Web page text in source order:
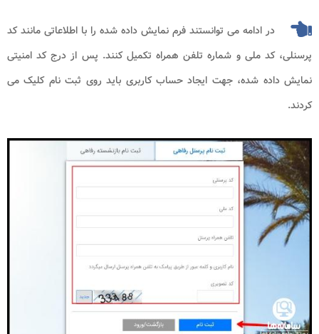
در ادامه می توانستند فرم نمایش داده شده را با اطلاعاتی مانند کد
پرسنلی، کد ملی و شماره تلفن همراه تکمیل کنند. پس از درج کد امنیتی
نمایش داده شده، جهت ایجاد حساب کاربری باید روی ثبت نام کلیک می
کردند.